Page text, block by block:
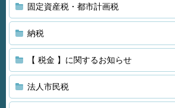
固定資産税・都市計画税
納税
【 税金 】に関するお知らせ
法人市民税